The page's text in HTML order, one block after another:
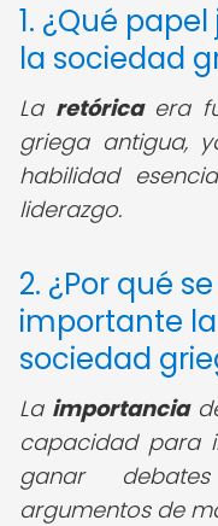
1. ¿Qué
la sociedad
La retóricaera
griega antigua,
habilidad
liderazgo.
2. ¿Por qué
importante
sociedad
La importancia
capacidad para
ganar
argumentos de